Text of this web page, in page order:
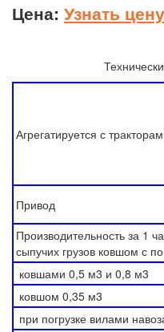
Цена: Узнать
Агрегатируется с
Привод
Производительность за 1
сыпучих грузов ковшом с
ковшами 0,5 м3 и 0,8 м3
ковшом 0,35 м3
при погрузке вилами